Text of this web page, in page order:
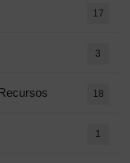
17
3
18
1